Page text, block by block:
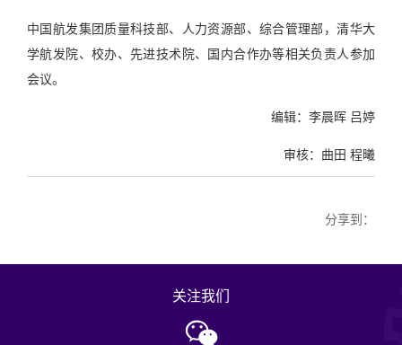
中国航发集团质量科技部、人力资源部、综合管理部，清华大
学航发院、校办、先进技术院、国内合作办等相关负责人参加
会议。
编辑：李晨晖 吕婷
审核：曲田 程曦
分享到：
关注我们